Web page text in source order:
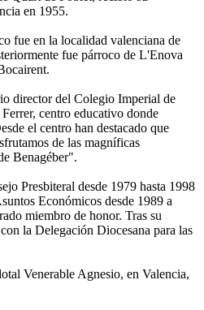
en 1955.
fue en la localidad valenciana de
fue párroco de L'Enova
director del Colegio Imperial de
centro educativo donde
el centro han destacado que
de las magníficas
Benagéber".
Presbiteral desde 1979 hasta 1998
Económicos desde 1989 a
miembro de honor. Tras su
la Delegación Diocesana para las
Venerable Agnesio, en Valencia,